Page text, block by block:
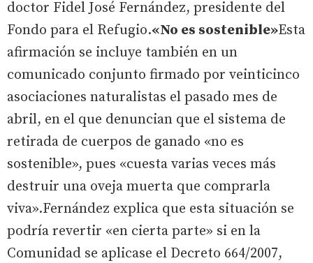
doctor Fidel José Fernández, presidente del
Fondo para el Refugio.«No es sostenible»Esta
afirmación se incluye también en un
comunicado conjunto firmado por veinticinco
asociaciones naturalistas el pasado mes de
abril, en el que denuncian que el sistema de
retirada de cuerpos de ganado «no es
sostenible», pues «cuesta varias veces más
destruir una oveja muerta que comprarla
viva».Fernández explica que esta situación se
podría revertir «en cierta parte» si en la
Comunidad se aplicase el Decreto 664/2007,